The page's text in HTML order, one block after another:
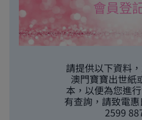
會員登
請提供以下資料
澳門寶寶出世紙
本，以便為您進
有查詢，請致電
2599